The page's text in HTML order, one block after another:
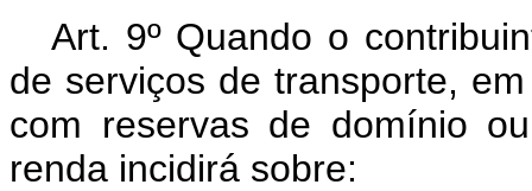
Art. 9º Quando o
de serviços de transporte,
com reservas de domínio
renda incidirá sobre: